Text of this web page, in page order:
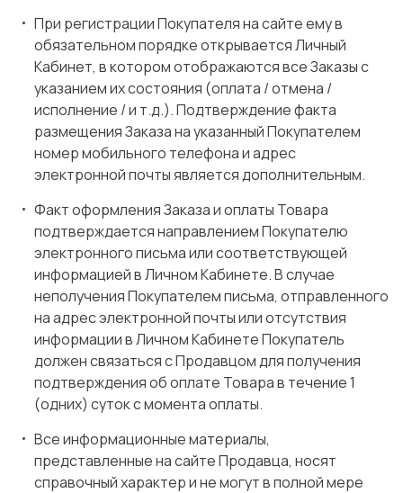
При регистрации Покупателя на сайте ему в
обязательном порядке открывается Личный
Кабинет, в котором отображаются все Заказы с
указанием их состояния (оплата / отмена /
исполнение / и т.д.). Подтверждение факта
размещения Заказа на указанный Покупателем
номер мобильного телефона и адрес
электронной почты является дополнительным.
Факт оформления Заказа и оплаты Товара
подтверждается направлением Покупателю
электронного письма или соответствующей
информацией в Личном Кабинете. В случае
неполучения Покупателем письма, отправленного
на адрес электронной почты или отсутствия
информации в Личном Кабинете Покупатель
должен связаться с Продавцом для получения
подтверждения об оплате Товара в течение 1
(одних) суток с момента оплаты.
Все информационные материалы,
представленные на сайте Продавца, носят
справочный характер и не могут в полной мере